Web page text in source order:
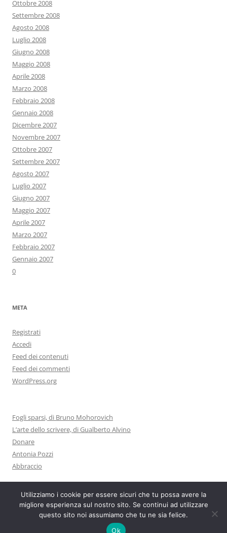
Ottobre 2008
Settembre 2008
Agosto 2008
Luglio 2008
Giugno 2008
Maggio 2008
Aprile 2008
Marzo 2008
Febbraio 2008
Gennaio 2008
Dicembre 2007
Novembre 2007
Ottobre 2007
Settembre 2007
Agosto 2007
Luglio 2007
Giugno 2007
Maggio 2007
Aprile 2007
Marzo 2007
Febbraio 2007
Gennaio 2007
0
META
Registrati
Accedi
Feed dei contenuti
Feed dei commenti
WordPress.org
Fogli sparsi, di Bruno Mohorovich
L’arte dello scrivere, di Gualberto Alvino
Donare
Antonia Pozzi
Abbraccio
Utilizziamo i cookie per essere sicuri che tu possa avere la
migliore esperienza sul nostro sito. Se continui ad utilizzare
questo sito noi assumiamo che tu ne sia felice.
Ok